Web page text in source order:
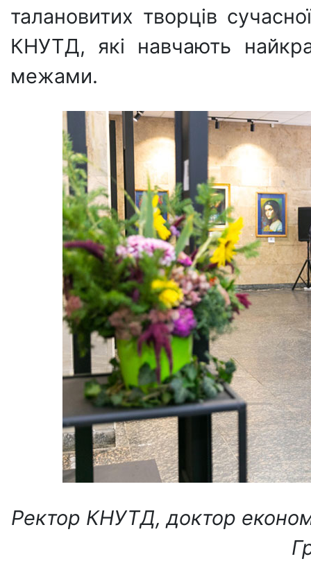
талановитих творців
КНУТД, які навчають
межами.
Ректор КНУТД, доктор